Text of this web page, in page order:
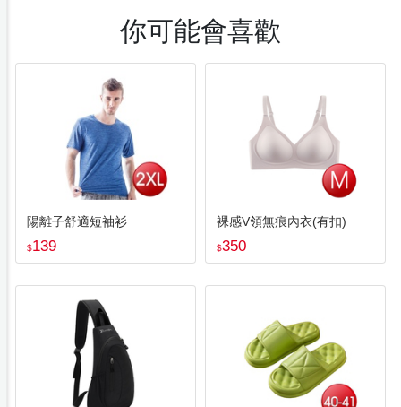
你可能會喜歡
陽離子舒適短袖衫
$139
裸感V領無痕內衣(有扣)
$350